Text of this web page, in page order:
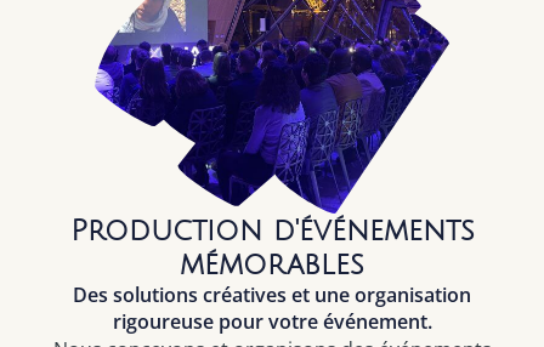
Production d'événements
mémorables
Des solutions créatives et une organisation
rigoureuse pour votre événement.